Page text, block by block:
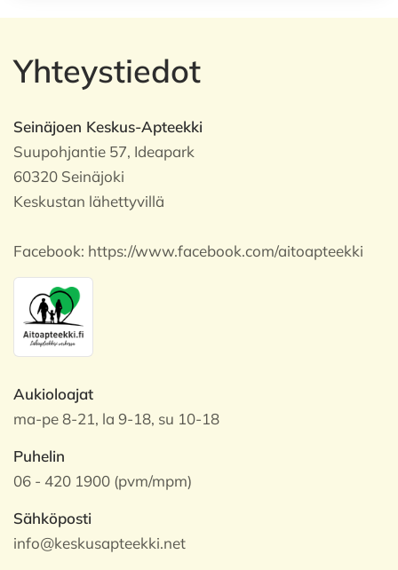
Yhteystiedot
Seinäjoen Keskus-Apteekki
Suupohjantie 57, Ideapark
60320 Seinäjoki
Keskustan lähettyvillä
Facebook: https://www.facebook.com/aitoapteekki
Aukioloajat
ma-pe 8-21, la 9-18, su 10-18
Puhelin
06 - 420 1900 (pvm/mpm)
Sähköposti
info@keskusapteekki.net